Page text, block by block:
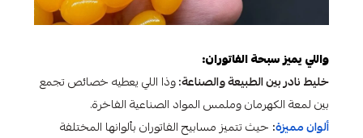
واللي يميز سبحة الفاتوران:
خليط نادر بين الطبيعة والصناعة:وذا اللي يعطيه خصائص تجمع
بين لمعة الكهرمان وملمس المواد الصناعية الفاخرة.
ألوان مميزة:حيث تتميز مسابيح الفاتوران بألوانها المختلفة